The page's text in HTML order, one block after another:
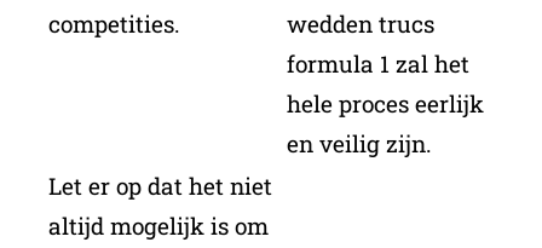
competities.
wedden trucs
formula 1 zal het
hele proces eerlijk
en veilig zijn.
Let er op dat het niet
altijd mogelijk is om